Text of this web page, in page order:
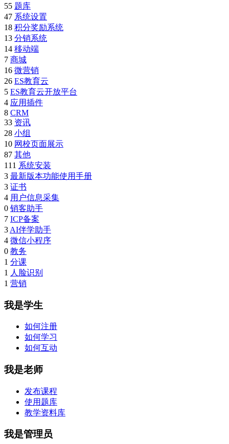
55 题库
47 系统设置
18 积分奖励系统
13 分销系统
14 移动端
7 商城
16 微营销
26 ES教育云
5 ES教育云开放平台
4 应用插件
8 CRM
33 资讯
28 小组
10 网校页面展示
87 其他
111 系统安装
3 最新版本功能使用手册
3 证书
4 用户信息采集
0 销客助手
7 ICP备案
3 AI伴学助手
4 微信小程序
0 教务
1 分课
1 人脸识别
1 营销
我是学生
如何注册
如何学习
如何互动
我是老师
发布课程
使用题库
教学资料库
我是管理员